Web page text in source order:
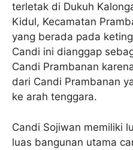
terletak di Dukuh
Kidul, Kecamatan
yang berada pada
Candi ini dianggap
Candi Prambanan
dari Candi Prambanan
ke arah tenggara.
Candi Sojiwan memiliki
luas bangunan utama